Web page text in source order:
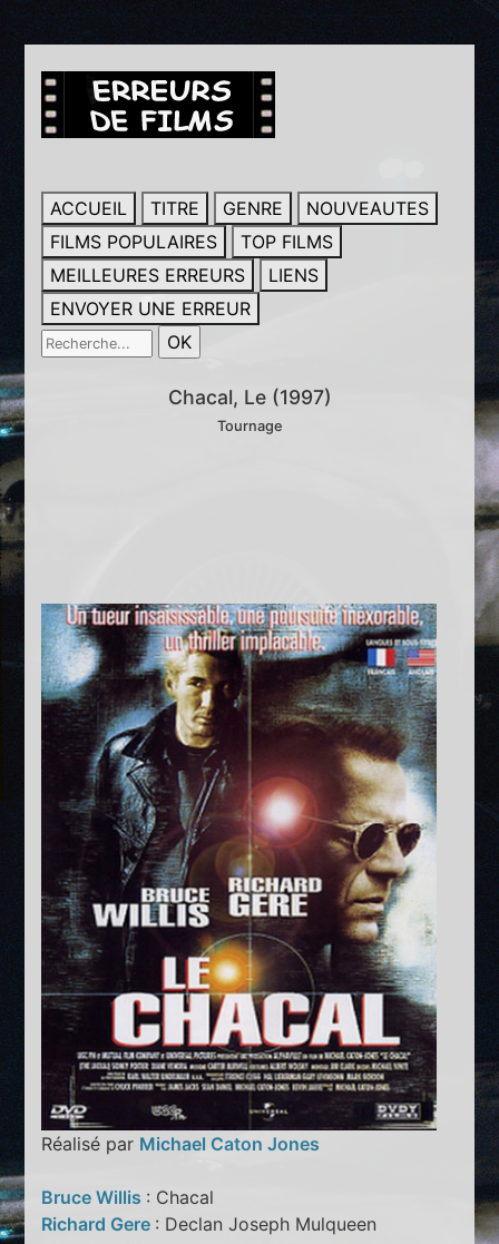
ACCUEIL TITRE GENRE
NOUVEAUTES
FILMS POPULAIRES
TOP FILMS
MEILLEURES ERREURS
LIENS
ENVOYER UNE ERREUR
Chacal, Le (1997)
Tournage
Réalisé par Michael Caton Jones
Bruce Willis : Chacal
Richard Gere : Declan Joseph Mulqueen